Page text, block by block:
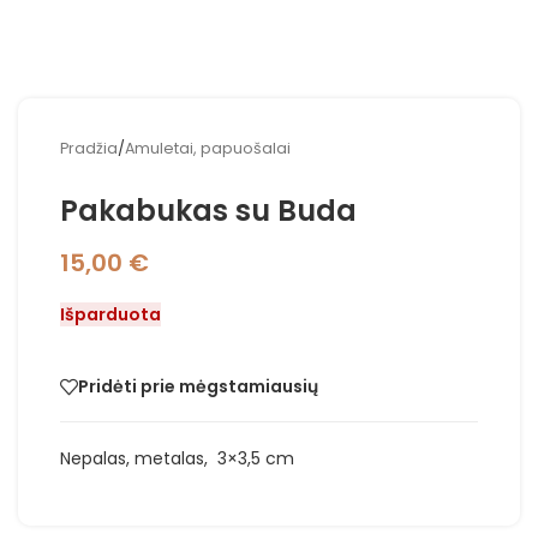
Pradžia/Amuletai, papuošalai
Pakabukas su Buda
15,00 €
Išparduota
Pridėti prie mėgstamiausių
Nepalas, metalas, 3×3,5 cm